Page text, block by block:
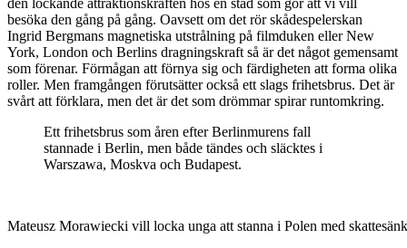
den lockande attraktionskraften hos en stad som gör att vi vill
besöka den gång på gång. Oavsett om det rör skådespelerskan
Ingrid Bergmans magnetiska utstrålning på filmduken eller New
York, London och Berlins dragningskraft så är det något gemensamt
som förenar. Förmågan att förnya sig och färdigheten att forma olika
roller. Men framgången förutsätter också ett slags frihetsbrus. Det är
svårt att förklara, men det är det som drömmar spirar runtomkring.
Ett frihetsbrus som åren efter Berlinmurens fall
stannade i Berlin, men både tändes och släcktes i
Warszawa, Moskva och Budapest.
Mateusz Morawiecki vill locka unga att stanna i Polen med